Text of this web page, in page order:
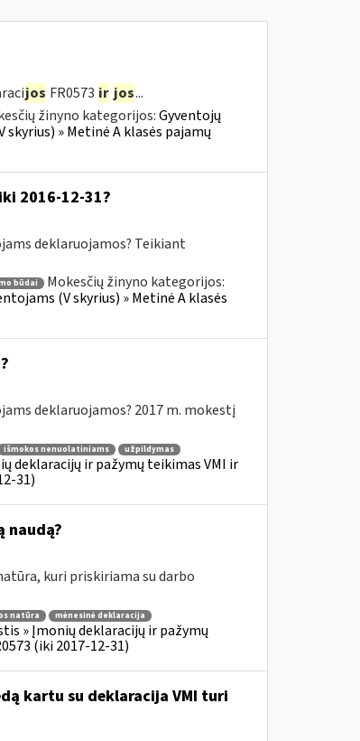
jos FR0573 ir jos...
žinyno kategorijos:Gyventojų
» Metinė A klasės pajamų
iki 2016-12-31?
deklaruojamos? Teikiant
būdai
Mokesčių žinyno kategorijos:
(V skyrius) » Metinė A klasės
deklaruojamos? 2017 m. mokestį
išmokos nenuolatiniams
užpildymas
deklaracijų ir pažymų teikimas VMI ir
31)
naudą?
kuri priskiriama su darbo
natūra
mėnesinė deklaracija
» Įmonių deklaracijų ir pažymų
(iki 2017-12-31)
kartu su deklaracija VMI turi